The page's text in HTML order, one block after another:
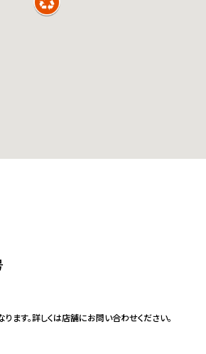
ます。詳しくは店舗にお問い合わせください。